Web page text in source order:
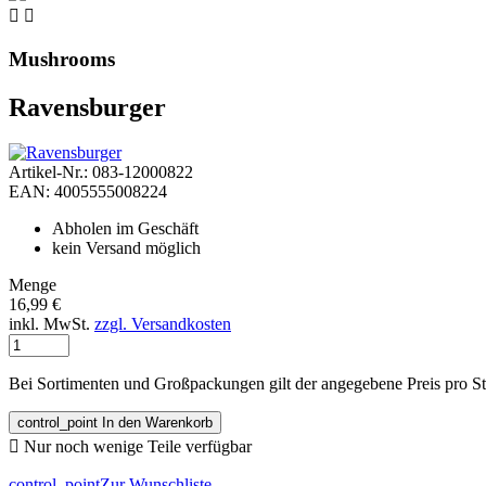
 
Mushrooms
Ravensburger
Artikel-Nr.: 083-12000822
EAN: 4005555008224
Abholen im Geschäft
kein Versand möglich
Menge
16,99 €
inkl. MwSt. zzgl. Versandkosten
Bei Sortimenten und Großpackungen gilt der angegebene Preis pro
control_point In den Warenkorb
 Nur noch wenige Teile verfügbar